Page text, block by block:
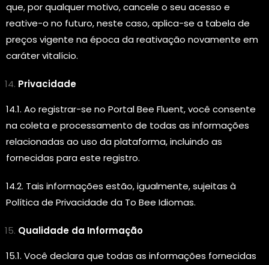
que, por qualquer motivo, cancele o seu acesso e
reative-o no futuro, neste caso, aplica-se a tabela de
preços vigente na época da reativação novamente em
caráter vitalício.
Privacidade
14.1. Ao registrar-se no Portal Bee Fluent, você consente
na coleta e processamento de todas as informações
relacionadas ao uso da plataforma, incluindo as
fornecidas para este registro.
14.2. Tais informações estão, igualmente, sujeitas à
Política de Privacidade da To Bee Idiomas.
Qualidade da Informação
15.1. Você declara que todas as informações fornecidas